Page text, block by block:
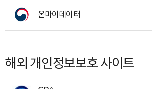
온마이데이터
해외 개인정보보호 사이트